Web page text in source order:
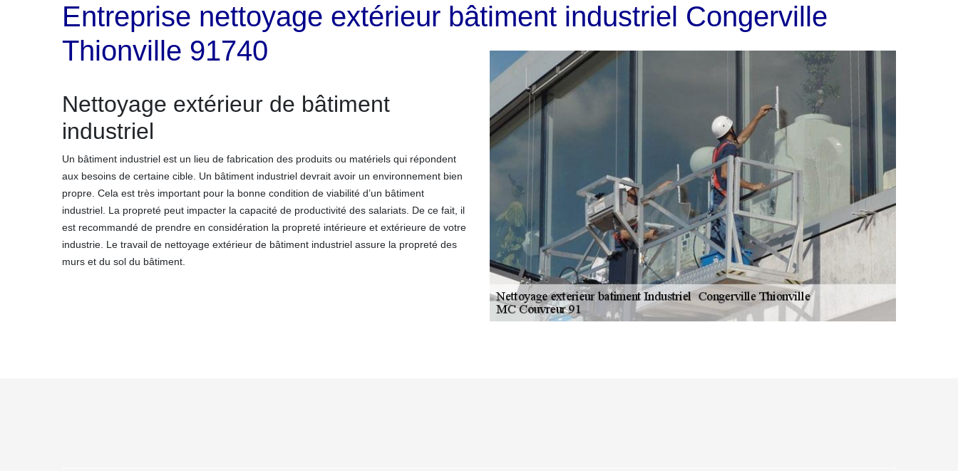
Entreprise nettoyage extérieur bâtiment industriel Congerville
Thionville 91740
Nettoyage extérieur de bâtiment
industriel
Un bâtiment industriel est un lieu de fabrication des produits ou matériels qui répondent
aux besoins de certaine cible. Un bâtiment industriel devrait avoir un environnement bien
propre. Cela est très important pour la bonne condition de viabilité d’un bâtiment
industriel. La propreté peut impacter la capacité de productivité des salariats. De ce fait, il
est recommandé de prendre en considération la propreté intérieure et extérieure de votre
industrie. Le travail de nettoyage extérieur de bâtiment industriel assure la propreté des
murs et du sol du bâtiment.